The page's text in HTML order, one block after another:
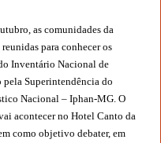
as comunidades da
para conhecer os
Inventário Nacional de
Superintendência do
Nacional – Iphan-MG. O
acontecer no Hotel Canto da
como objetivo debater, em